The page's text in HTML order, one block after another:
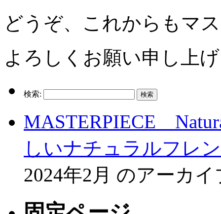
どうぞ、これからもマ
よろしくお願い申し上
検索:
MASTERPIECE
しいナチュラルフレ
2024年2月 のアーカ